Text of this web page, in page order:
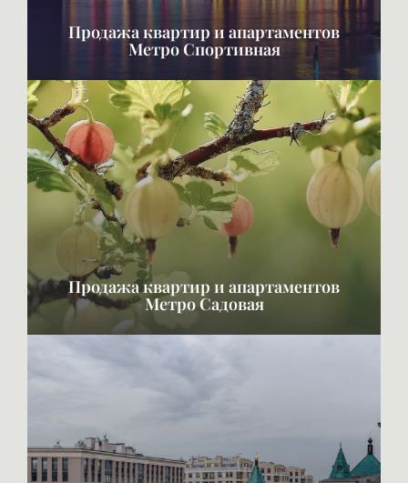
Продажа квартир и апартаментов
Метро Спортивная
Продажа квартир и апартаментов
Метро Садовая